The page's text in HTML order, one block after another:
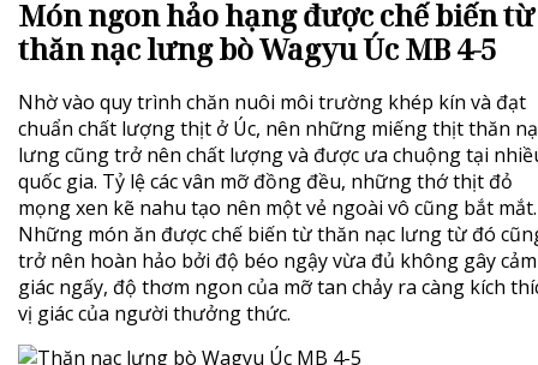
Món ngon hảo hạng được chế biến từ
thăn nạc lưng bò Wagyu Úc MB 4-5
Nhờ vào quy trình chăn nuôi môi trường khép kín và đạt
chuẩn chất lượng thịt ở Úc, nên những miếng thịt thăn
lưng cũng trở nên chất lượng và được ưa chuộng tại
quốc gia. Tỷ lệ các vân mỡ đồng đều, những thớ thịt đỏ
mọng xen kẽ nahu tạo nên một vẻ ngoài vô cũng bắt mắt.
Những món ăn được chế biến từ thăn nạc lưng từ đó
trở nên hoàn hảo bởi độ béo ngậy vừa đủ không gây cảm
giác ngấy, độ thơm ngon của mỡ tan chảy ra càng kích
vị giác của người thưởng thức.